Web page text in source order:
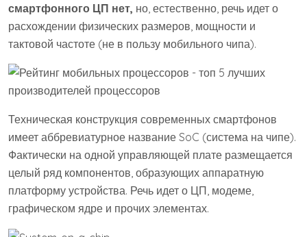
смартфонного ЦП нет, но, естественно, речь идет о
расхождении физических размеров, мощности и
тактовой частоте (не в пользу мобильного чипа).
Техническая конструкция современных смартфонов
имеет аббревиатурное название SoC (система на чипе).
Фактически на одной управляющей плате размещается
целый ряд компонентов, образующих аппаратную
платформу устройства. Речь идет о ЦП, модеме,
графическом ядре и прочих элементах.